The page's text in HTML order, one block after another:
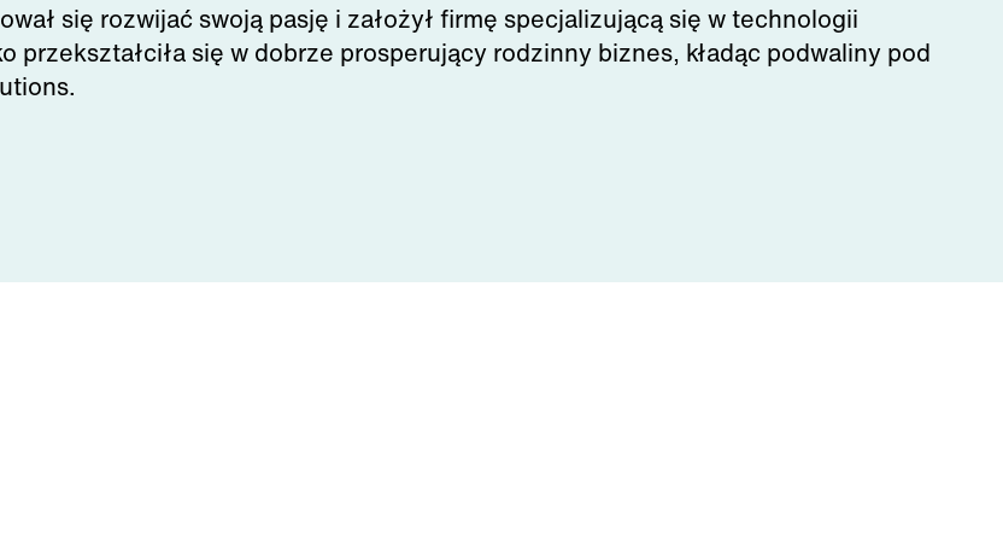
się rozwijać swoją pasję i założył firmę specjalizującą się w technologii
przekształciła się w dobrze prosperujący rodzinny biznes, kładąc podwaliny pod